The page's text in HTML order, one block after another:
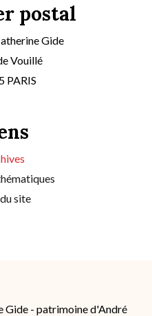
postal
Gide
Vouillé
PARIS
site
Gide - patrimoine d'André